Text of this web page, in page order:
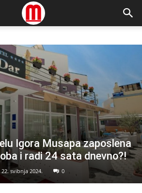
Igora Musapa zaposlena
i radi 24 sata dnevno?!
22. svibnja 2024. 0